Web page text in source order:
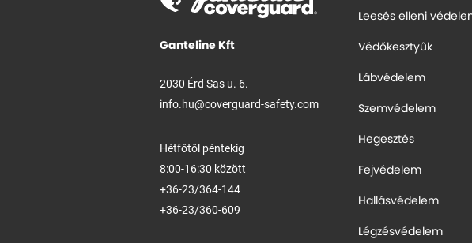
Ganteline Kft
2030 Érd Sas u. 6.
info.hu@coverguard-safety.com
Hétfőtől péntekig
8:00-16:30 között
+36-23/364-144
+36-23/360-609
Leesés elleni
Védőkesztyűk
Lábvédelem
Szemvédelem
Hegesztés
Fejvédelem
Hallásvédelem
Légzésvédelem